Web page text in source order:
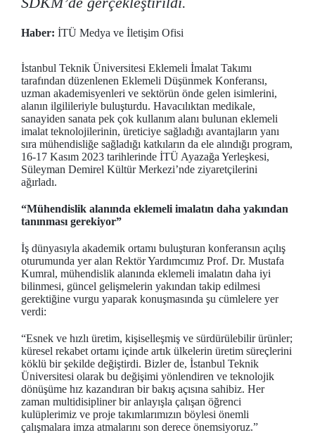
Haber: İTÜ Medya ve İletişim Ofisi
İstanbul Teknik Üniversitesi Eklemeli İmalat Takımı
tarafından düzenlenen Eklemeli Düşünmek Konferansı,
uzman akademisyenleri ve sektörün önde gelen isimlerini,
alanın ilgilileriyle buluşturdu. Havacılıktan medikale,
sanayiden sanata pek çok kullanım alanı bulunan eklemeli
imalat teknolojilerinin, üreticiye sağladığı avantajların yanı
sıra mühendisliğe sağladığı katkıların da ele alındığı program,
16-17 Kasım 2023 tarihlerinde İTÜ Ayazağa Yerleşkesi,
Süleyman Demirel Kültür Merkezi’nde ziyaretçilerini
ağırladı.
“Mühendislik alanında eklemeli imalatın daha yakından
tanınması gerekiyor”
İş dünyasıyla akademik ortamı buluşturan konferansın açılış
oturumunda yer alan Rektör Yardımcımız Prof. Dr. Mustafa
Kumral, mühendislik alanında eklemeli imalatın daha iyi
bilinmesi, güncel gelişmelerin yakından takip edilmesi
gerektiğine vurgu yaparak konuşmasında şu cümlelere yer
verdi:
“Esnek ve hızlı üretim, kişiselleşmiş ve sürdürülebilir ürünler;
küresel rekabet ortamı içinde artık ülkelerin üretim süreçlerini
köklü bir şekilde değiştirdi. Bizler de, İstanbul Teknik
Üniversitesi olarak bu değişimi yönlendiren ve teknolojik
dönüşüme hız kazandıran bir bakış açısına sahibiz. Her
zaman multidisipliner bir anlayışla çalışan öğrenci
kulüplerimiz ve proje takımlarımızın böylesi önemli
çalışmalara imza atmalarını son derece önemsiyoruz.”